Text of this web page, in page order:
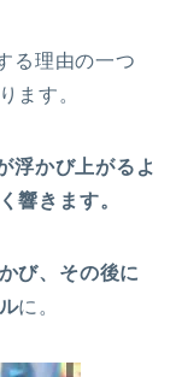
る理由の一つ
ます。
浮かび上がるよ
響きます。
び、その後に
に。